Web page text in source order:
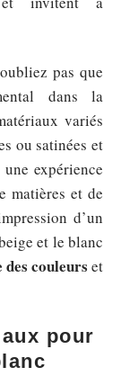
pas que
dans la
variés
ou satinées et
expérience
matières et de
d’un
et le blanc
couleurs et
pour